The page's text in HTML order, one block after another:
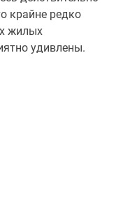
крайне редко
жилых
удивлены.